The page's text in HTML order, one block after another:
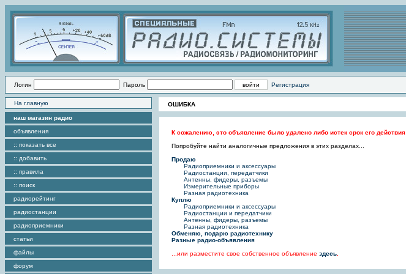
Логин Пароль Регистрация
На главную
наш магазин радио
объявления
:: показать все
:: добавить
:: правила
:: поиск
радиорейтинг
радиостанции
радиоприемники
статьи
файлы
форум
ОШИБКА
К сожалению, это объявление было удалено либо истек срок его действия
Попробуйте найти аналогичные предложения в этих разделах...
Продаю
Радиоприемники и аксессуары
Радиостанции, передатчики
Антенны, фидеры, разъемы
Измерительные приборы
Разная радиотехника
Куплю
Радиоприемники и аксессуары
Радиостанции и передатчики
Антенны, фидеры, разъемы
Разная радиотехника
Обменяю, подарю радиотехнику
Разные радио-объявления
...или разместите свое собственное объявление здесь